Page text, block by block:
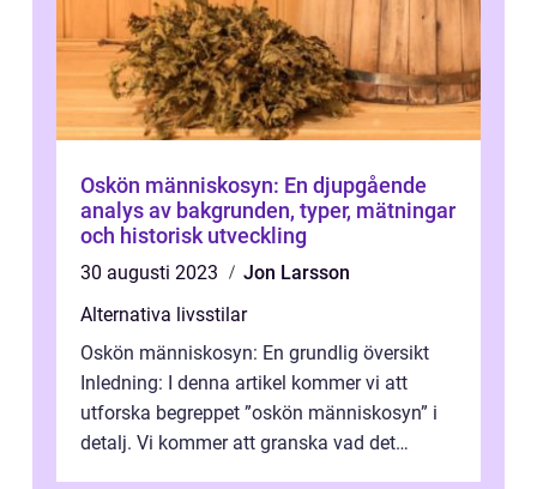
Oskön människosyn: En djupgående
analys av bakgrunden, typer, mätningar
och historisk utveckling
30 augusti 2023
Jon Larsson
Alternativa livsstilar
Oskön människosyn: En grundlig översikt
Inledning: I denna artikel kommer vi att
utforska begreppet ”oskön människosyn” i
detalj. Vi kommer att granska vad det